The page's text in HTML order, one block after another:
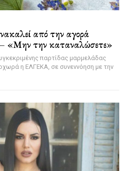
από την αγορά
«Μην την καταναλώσετε»
παρτίδας μαρμελάδας
η ΕΛΓΕΚΑ, σε συνεννόηση με την